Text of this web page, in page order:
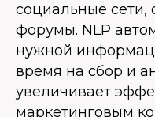
социальные сети,
форумы. NLP
нужной
время на сбор и
увеличивает
маркетинговым